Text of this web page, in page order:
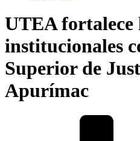
UTEA fortalece
institucionales
Superior de
Apurímac